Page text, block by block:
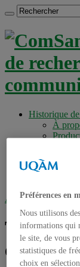
de
Historique
À
Accueil»Tag
Tag
Préférences en
Nous utilisons
informations qui
le site, de vous
statistiques de
choix en